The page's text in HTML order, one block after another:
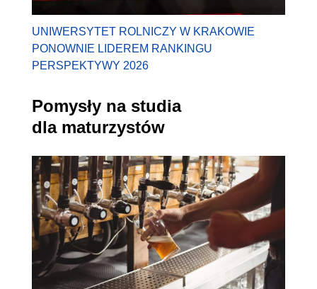
UNIWERSYTET ROLNICZY W KRAKOWIE
PONOWNIE LIDEREM RANKINGU
PERSPEKTYWY 2026
Pomysły na studia
dla maturzystów